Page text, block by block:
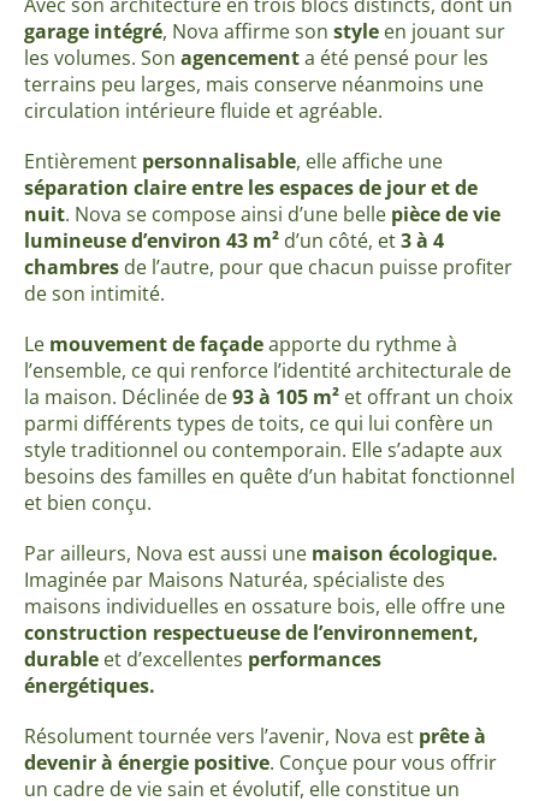
garage intégré, Nova affirme son style en jouant sur
les volumes. Son agencementa été pensé pour les
terrains peu larges, mais conserve néanmoins une
circulation intérieure fluide et agréable.
Entièrement personnalisable, elle affiche une
séparation claire entre les espaces de jour et de
nuit. Nova se compose ainsi d’une belle pièce de vie
lumineuse d’environ 43 m² d’un côté, et3 à 4
chambres de l’autre, pour que chacun puisse profiter
de son intimité.
Le mouvement de façadeapporte du rythme à
l’ensemble, ce qui renforce l’identité architecturale de
la maison. Déclinée de93 à 105 m² et offrant un choix
parmi différents types de toits, ce qui lui confère un
style traditionnel ou contemporain. Elle s’adapte aux
besoins des familles en quête d’un habitat fonctionnel
et bien conçu.
Par ailleurs, Nova est aussi une maison écologique.
Imaginée par Maisons Naturéa, spécialiste des
maisons individuelles en ossature bois, elle offre une
construction respectueuse de l’environnement,
durable et d’excellentes performances
énergétiques.
Résolument tournée vers l’avenir, Nova est prête à
devenir à énergie positive. Conçue pour vous offrir
un cadre de vie sain et évolutif, elle constitue un